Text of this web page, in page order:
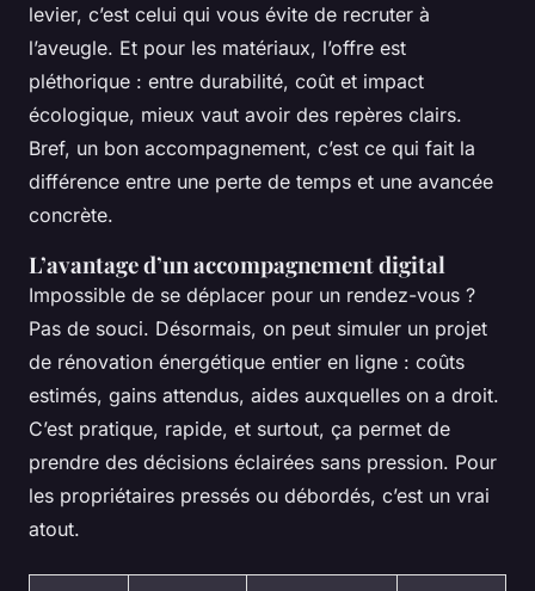
levier, c’est celui qui vous évite de recruter à
l’aveugle. Et pour les matériaux, l’offre est
pléthorique : entre durabilité, coût et impact
écologique, mieux vaut avoir des repères clairs.
Bref, un bon accompagnement, c’est ce qui fait la
différence entre une perte de temps et une avancée
concrète.
L’avantage d’un accompagnement digital
Impossible de se déplacer pour un rendez-vous ?
Pas de souci. Désormais, on peut simuler un projet
de rénovation énergétique entier en ligne : coûts
estimés, gains attendus, aides auxquelles on a droit.
C’est pratique, rapide, et surtout, ça permet de
prendre des décisions éclairées sans pression. Pour
les propriétaires pressés ou débordés, c’est un vrai
atout.